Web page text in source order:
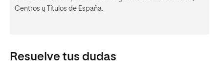
Centros y Títulos de España.
Resuelve tus dudas